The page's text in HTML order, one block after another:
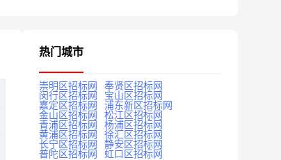
热门城市
崇明区招标网
奉贤区招标网
闵行区招标网
宝山区招标网
嘉定区招标网
浦东新区招标网
金山区招标网
松江区招标网
青浦区招标网
杨浦区招标网
黄浦区招标网
徐汇区招标网
长宁区招标网
静安区招标网
普陀区招标网
虹口区招标网